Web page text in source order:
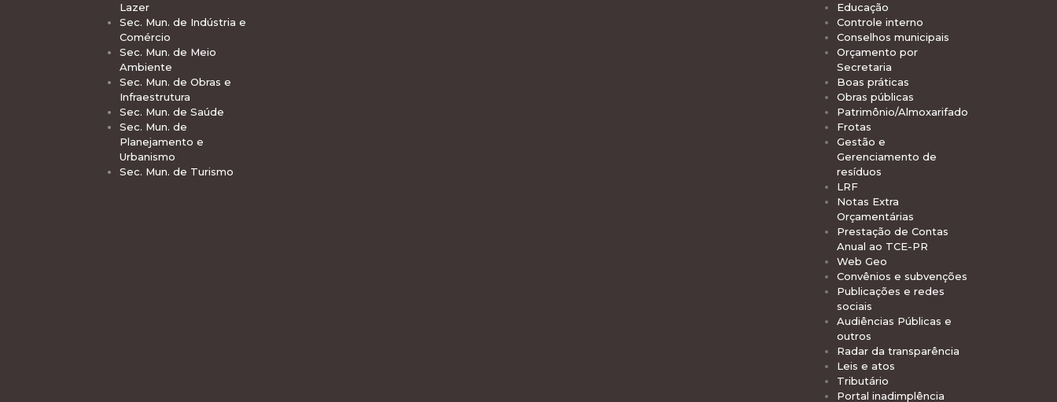
Lazer
Sec. Mun. de Indústria e
Comércio
Sec. Mun. de Meio
Ambiente
Sec. Mun. de Obras e
Infraestrutura
Sec. Mun. de Saúde
Sec. Mun. de
Planejamento e
Urbanismo
Sec. Mun. de Turismo
Educação
Controle interno
Conselhos municipais
Orçamento por
Secretaria
Boas práticas
Obras públicas
Patrimônio/Almoxarifado
Frotas
Gestão e
Gerenciamento de
resíduos
LRF
Notas Extra
Orçamentárias
Prestação de Contas
Anual ao TCE-PR
Web Geo
Convênios e subvenções
Publicações e redes
sociais
Audiências Públicas e
outros
Radar da transparência
Leis e atos
Tributário
Portal inadimplência